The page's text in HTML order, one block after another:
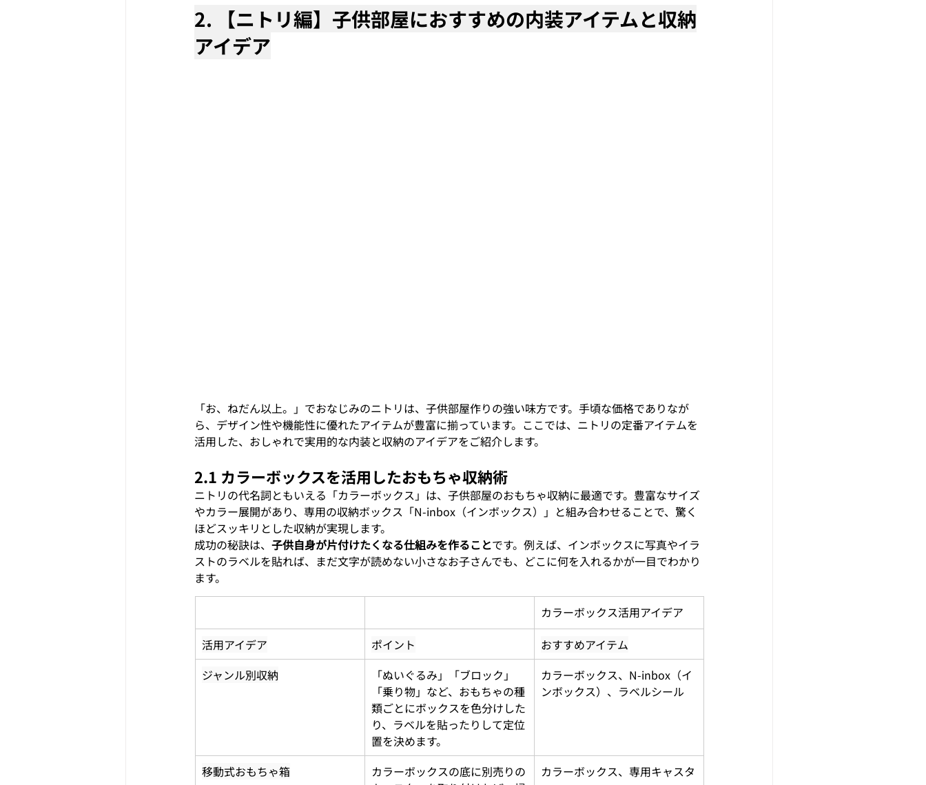
2. 【ニトリ編】子供部屋におすすめの内装アイテムと収納
アイデア
「お、ねだん以上。」でおなじみのニトリは、子供部屋作りの強い味方です。手頃な価格でありなが
ら、デザイン性や機能性に優れたアイテムが豊富に揃っています。ここでは、ニトリの定番アイテムを
活用した、おしゃれで実用的な内装と収納のアイデアをご紹介します。
2.1 カラーボックスを活用したおもちゃ収納術
ニトリの代名詞ともいえる「カラーボックス」は、子供部屋のおもちゃ収納に最適です。豊富なサイズ
やカラー展開があり、専用の収納ボックス「N-inbox（インボックス）」と組み合わせることで、驚く
ほどスッキリとした収納が実現します。
成功の秘訣は、 子供自身が片付けたくなる仕組みを作ることです。例えば、インボックスに写真やイラ
ストのラベルを貼れば、まだ文字が読めない小さなお子さんでも、どこに何を入れるかが一目でわかり
ます。
カラーボックス活用アイデア
活用アイデア
ポイント
おすすめアイテム
ジャンル別収納
「ぬいぐるみ」「ブロック」
「乗り物」など、おもちゃの種
類ごとにボックスを色分けした
り、ラベルを貼ったりして定位
置を決めます。
カラーボックス、N-inbox（イ
ンボックス）、ラベルシール
移動式おもちゃ箱
カラーボックスの底に別売りの
カラーボックス、専用キャスタ